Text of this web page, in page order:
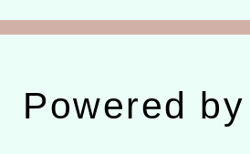
Powered by